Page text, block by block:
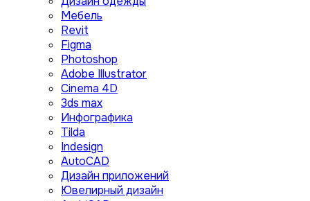
Мебель
Revit
Figma
Photoshop
Adobe Illustrator
Сinema 4D
3ds max
Инфографика
Tilda
Indesign
AutoCAD
Дизайн приложений
Ювелирный дизайн